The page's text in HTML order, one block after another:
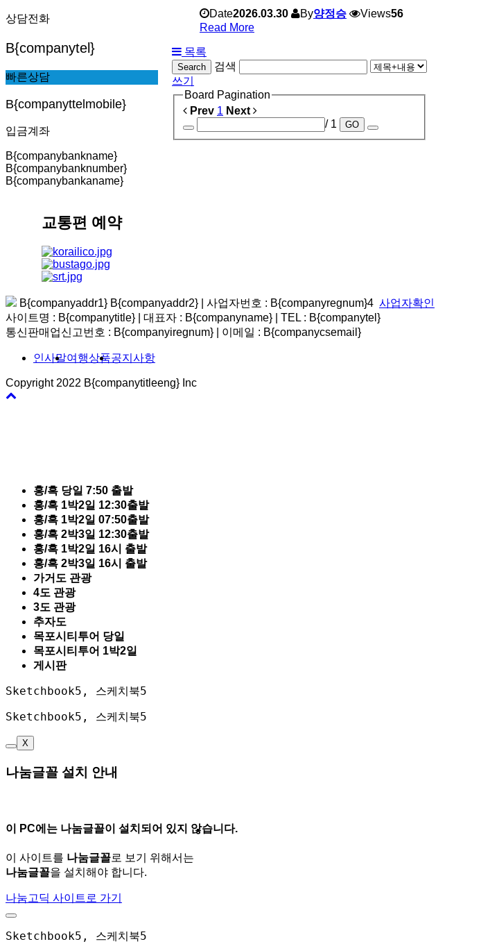
상담전화
B{companytel}
빠른상담
B{companyttelmobile}
입금계좌
B{companybankname}
B{companybanknumber}
B{companybankaname}
교통편 예약
Date2026.03.30 By양정승 Views56
Read More
목록
Search
검색
쓰기
Board Pagination
Prev 1 Next
/ 1
GO
B{companyaddr1} B{companyaddr2} 사업자번호 : B{companyregnum}4 사업자확인
사이트명 : B{companytitle} | 대표자 : B{companyname}
TEL : B{companytel}
통신판매업신고번호 : B{companyiregnum}
이메일 : B{companycsemail}
인사말여행상품공지사항
Copyright 2022 B{companytitleeng} Inc
홍/흑 당일 7:50 출발
홍/흑 1박2일 12:30출발
홍/흑 1박2일 07:50출발
홍/흑 2박3일 12:30출발
홍/흑 1박2일 16시 출발
홍/흑 2박3일 16시 출발
가거도 관광
4도 관광
3도 관광
추자도
목포시티투어 당일
목포시티투어 1박2일
게시판
Sketchbook5, 스케치북5
Sketchbook5, 스케치북5
X
나눔글꼴 설치 안내
이 PC에는 나눔글꼴이 설치되어 있지 않습니다.
이 사이트를 나눔글꼴로 보기 위해서는
나눔글꼴을 설치해야 합니다.
나눔고딕 사이트로 가기
Sketchbook5, 스케치북5